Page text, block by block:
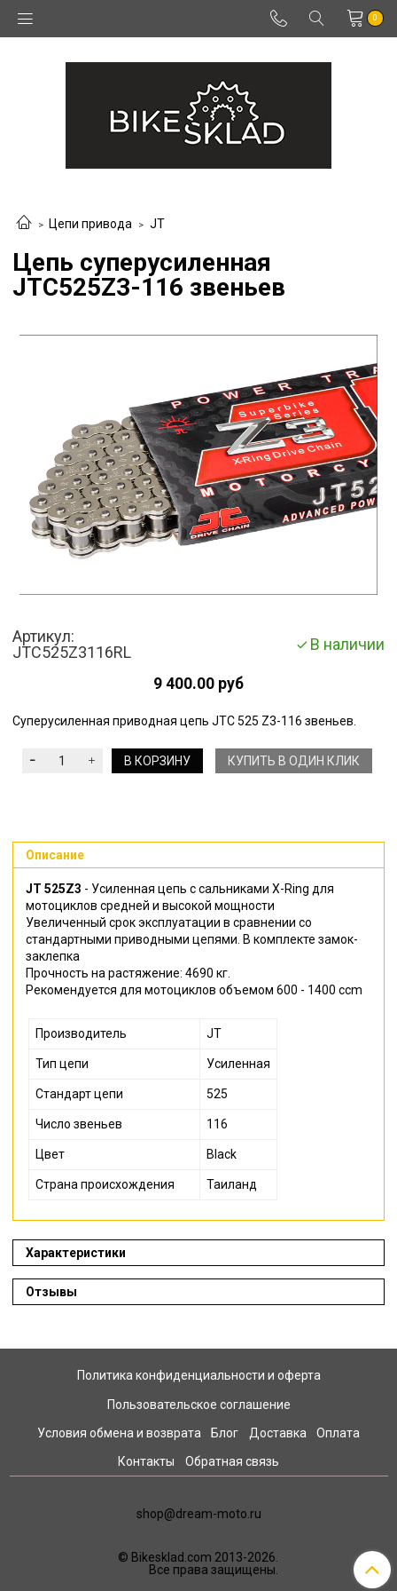
0
Цепи привода JT
Цепь суперусиленная
JTC525Z3-116 звеньев
Артикул:
JTC525Z3116RL
В наличии
9 400.00 руб
Суперусиленная приводная цепь JTC 525 Z3-116 звеньев.
В КОРЗИНУ КУПИТЬ В ОДИН КЛИК
Описание
JT 525Z3 - Усиленная цепь с сальниками X-Ring для
мотоциклов средней и высокой мощности
Увеличенный срок эксплуатации в сравнении со
стандартными приводными цепями. В комплекте замок-
заклепка
Прочность на растяжение: 4690 кг.
Рекомендуется для мотоциклов объемом 600 - 1400 ccm
Производитель JT
Тип цепи Усиленная
Стандарт цепи 525
Число звеньев 116
Цвет Black
Страна происхождения Таиланд
Характеристики
Отзывы
Политика конфиденциальности и оферта
Пользовательское соглашение
Условия обмена и возврата Блог Доставка Оплата
Контакты Обратная связь
shop@dream-moto.ru
© Bikesklad.com 2013-2026.
Все права защищены.